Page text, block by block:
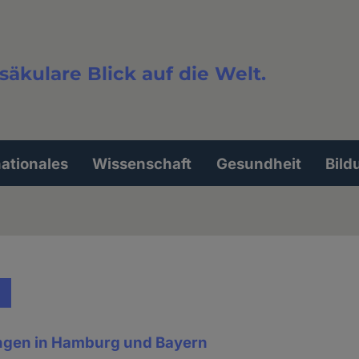
Blick auf die Welt.
Wissenschaft Gesundheit
in Hamburg und Bayern